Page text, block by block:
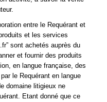
entre le Requérant et
et les services
sont achetés auprès du
et fournir des produits
en langue française, des
le Requérant en langue
domaine litigieux ne
Etant donné que ce